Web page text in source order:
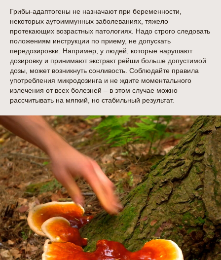
Грибы-адаптогены не назначают при беременности,
некоторых аутоиммунных заболеваниях, тяжело
протекающих возрастных патологиях. Надо строго следовать
положениям инструкции по приему, не допускать
передозировки. Например, у людей, которые нарушают
дозировку и принимают экстракт рейши больше допустимой
дозы, может возникнуть сонливость. Соблюдайте правила
употребления микродозинга и не ждите моментального
излечения от всех болезней – в этом случае можно
рассчитывать на мягкий, но стабильный результат.